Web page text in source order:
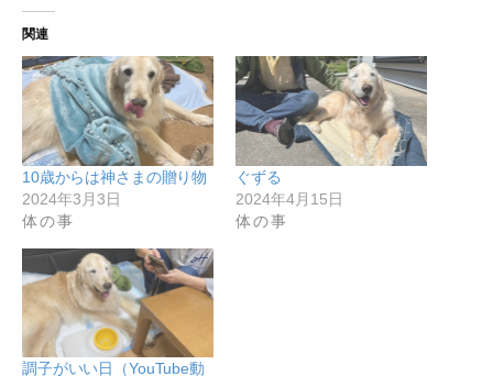
関連
10歳からは神さまの贈り物
2024年3月3日
体の事
ぐずる
2024年4月15日
体の事
調子がいい日（YouTube動